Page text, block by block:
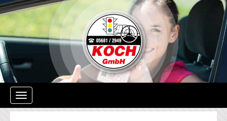
Navigation
ein-/ausblenden